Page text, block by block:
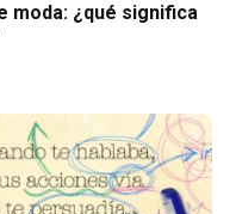
moda: ¿qué significa